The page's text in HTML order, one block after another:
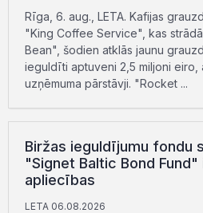
Rīga, 6. aug., LETA. Kafijas
"King Coffee Service", kas
Bean", šodien atklās jaunu
ieguldīti aptuveni 2,5 miljoni eiro,
uzņēmuma pārstāvji. "Rocket ...
Biržas ieguldījumu fondu
"Signet Baltic Bond
apliecības
LETA 06.08.2026